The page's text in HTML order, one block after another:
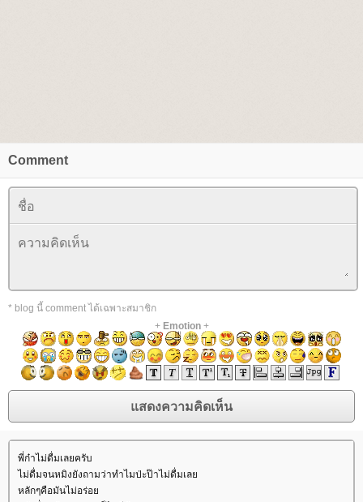
Comment
* blog นี้ comment ได้เฉพาะสมาชิก
+ Emotion+
พี่ก๋าไม่ดื่มเลยครับ
ไม่ดื่มจนหมิงยังถามว่าทำไมป่ะป๊าไม่ดื่มเล
หลักๆคือมันไม่อร่อ